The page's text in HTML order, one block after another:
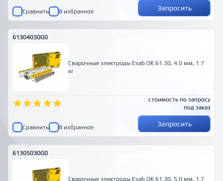
Сравнить В избранное Запросить
61304030G0
Сварочные электроды Esab OK 61.30, 4.0 мм, 1.7
кг
стоимость по запросу
под заказ
Сравнить В избранное Запросить
61305030G0
Сварочные электроды Esab OK 61.30, 5.0 мм, 1.7